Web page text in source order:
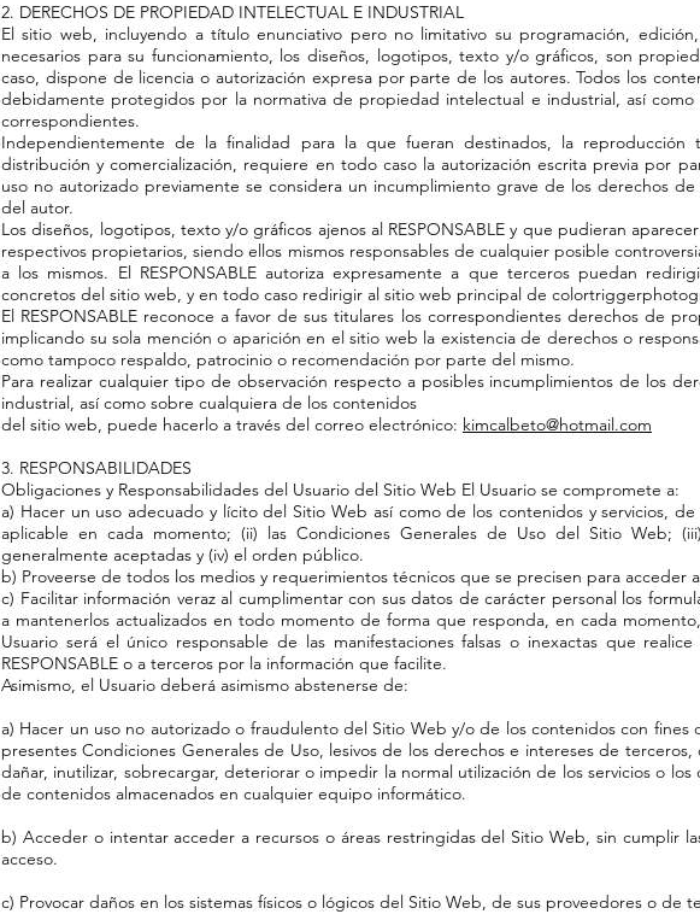
2. DERECHOS DE PROPIEDAD INTELECTUAL E INDUSTRIAL
El sitio web, incluyendo a título enunciativo pero no limitativo su programación,
necesarios para su funcionamiento, los diseños, logotipos, texto y/o gráficos, son
caso, dispone de licencia o autorización expresa por parte de los autores. Todos los
debidamente protegidos por la normativa de propiedad intelectual e industrial, así
correspondientes.
Independientemente de la finalidad para la que fueran destinados, la reproducción
distribución y comercialización, requiere en todo caso la autorización escrita previa por
uso no autorizado previamente se considera un incumplimiento grave de los derechos
del autor.
Los diseños, logotipos, texto y/o gráficos ajenos al RESPONSABLE y que pudieran
respectivos propietarios, siendo ellos mismos responsables de cualquier posible
a los mismos. El RESPONSABLE autoriza expresamente a que terceros puedan
concretos del sitio web, y en todo caso redirigir al sitio web principal de
El RESPONSABLE reconoce a favor de sus titulares los correspondientes derechos de
implicando su sola mención o aparición en el sitio web la existencia de derechos o
como tampoco respaldo, patrocinio o recomendación por parte del mismo.
Para realizar cualquier tipo de observación respecto a posibles incumplimientos de los
industrial, así como sobre cualquiera de los contenidos
del sitio web, puede hacerlo a través del correo electrónico: kimcalbeto@hotmail.com
3. RESPONSABILIDADES
Obligaciones y Responsabilidades del Usuario del Sitio Web El Usuario se compromete a:
a) Hacer un uso adecuado y lícito del Sitio Web así como de los contenidos y servicios,
aplicable en cada momento; (ii) las Condiciones Generales de Uso del Sitio Web;
generalmente aceptadas y (iv) el orden público.
b) Proveerse de todos los medios y requerimientos técnicos que se precisen para acceder
c) Facilitar información veraz al cumplimentar con sus datos de carácter personal los
a mantenerlos actualizados en todo momento de forma que responda, en cada
Usuario será el único responsable de las manifestaciones falsas o inexactas que
RESPONSABLE o a terceros por la información que facilite.
Asimismo, el Usuario deberá asimismo abstenerse de:
a) Hacer un uso no autorizado o fraudulento del Sitio Web y/o de los contenidos con fines
presentes Condiciones Generales de Uso, lesivos de los derechos e intereses de
dañar, inutilizar, sobrecargar, deteriorar o impedir la normal utilización de los servicios o los
de contenidos almacenados en cualquier equipo informático.
b) Acceder o intentar acceder a recursos o áreas restringidas del Sitio Web, sin cumplir
acceso.
c) Provocar daños en los sistemas físicos o lógicos del Sitio Web, de sus proveedores o de